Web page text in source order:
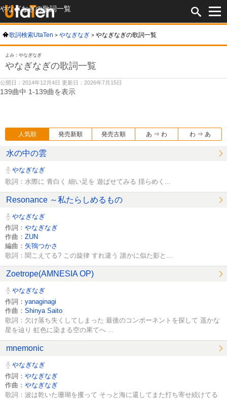
やなぎなぎの歌詞一覧
歌詞検索UtaTen やなぎなぎ やなぎなぎの歌詞一覧
よみ：やなぎなぎ
やなぎなぎの歌詞一覧
公開日：2014年12月4日 更新日：2026年7月15日
139曲中 1-139曲を表示
人気順 発売新順 発売古順 あ ⇒ わ わ ⇒ あ
水の中の雲
やなぎなぎ
歌詞：水際に 青白く 細い足を 遊ばせてみる 揺らめく...
Resonance ～私たらしめるもの
やなぎなぎ
作詞： やなぎなぎ
作曲： ZUN
編曲： 矢鴇つかさ
歌詞：聞こえてる? この旋律 すれ違う 誰かに似た影と...
Zoetrope(AMNESIA OP)
やなぎなぎ
作詞： yanaginagi
作曲： Shinya Saito
歌詞：欠け落ち失くしてしまった 最後のコンポーネントを探して 遥かな
星を辿り 虹色に染まる空の果てへ ...
mnemonic
やなぎなぎ
作詞： やなぎなぎ
作曲： やなぎなぎ
歌詞：波は乾いた珊瑚を攫って そっと海に還してまた打ち寄せ続けてる